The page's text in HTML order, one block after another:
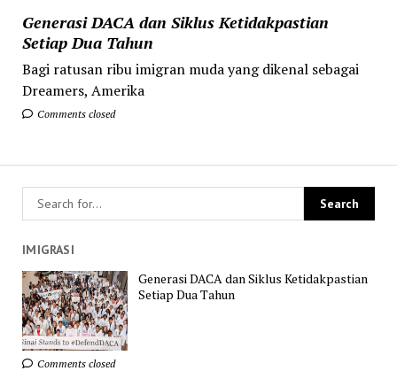
Generasi DACA dan Siklus Ketidakpastian
Setiap Dua Tahun
Bagi ratusan ribu imigran muda yang dikenal sebagai
Dreamers, Amerika
Comments closed
IMIGRASI
Generasi DACA dan Siklus Ketidakpastian
Setiap Dua Tahun
Comments closed